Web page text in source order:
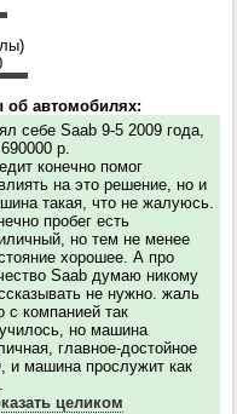
автомобилях:
себе Saab 9-5 2009 года,
р.
конечно помог
на это решение, но и
такая, что не жалуюсь.
пробег есть
но тем не менее
хорошее. А про
Saab думаю никому
не нужно. жаль
с компанией так
но машина
главное-достойное
и машина прослужит как
целиком